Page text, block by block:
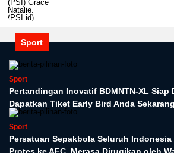
Sport
Sport
Pertandingan Inovatif BDMNTN-XL Siap
Dapatkan Tiket Early Bird Anda
Sport
Persatuan Sepakbola Seluruh